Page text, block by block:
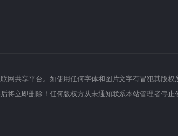
网共享平台。如使用任何字体和图片文字有冒犯其版
将立即删除！任何版权方从未通知联系本站管理者停